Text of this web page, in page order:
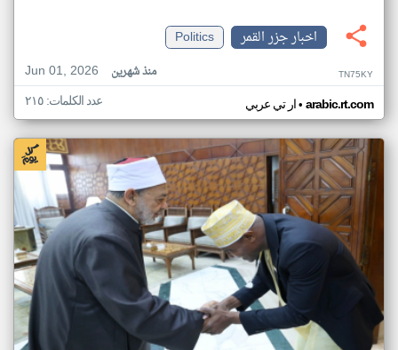
اخبار جزر القمر
Politics
Jun 01, 2026
منذ شهرين TN75KY
ار تي عربي• arabic.rt.com عدد الكلمات: ٢١٥